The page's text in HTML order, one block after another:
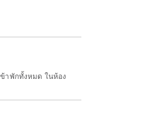
ข้าพักทั้งหมด ในห้อง